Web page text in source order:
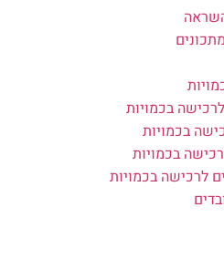
בכמויות
בכמויות
בכמויות
לרכישה בכמויות